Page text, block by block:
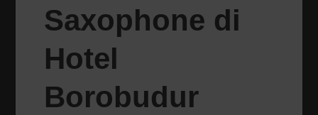
Saxophone di
Hotel
Borobudur